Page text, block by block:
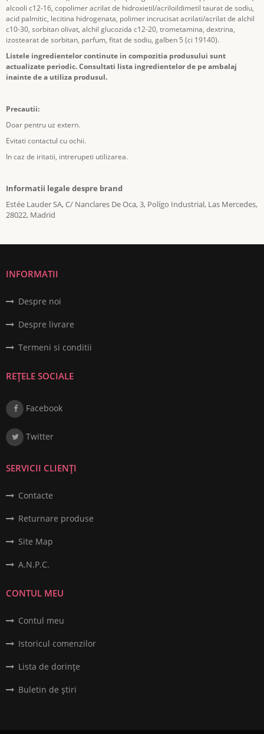
alcooli c12-16, copolimer acrilat de hidroxietil/acriloildimetil taurat de sodiu,
acid palmitic, lecitina hidrogenata, polimer incrucisat acrilati/acrilat de alchil
c10-30, sorbitan olivat, alchil glucozida c12-20, trometamina, dextrina,
izostearat de sorbitan, parfum, fitat de sodiu, galben 5 (ci 19140).
Listele ingredientelor continute in compozitia produsului sunt
actualizate periodic. Consultati lista ingredientelor de pe ambalaj
inainte de a utiliza produsul.
Precautii:
Doar pentru uz extern.
Evitati contactul cu ochii.
In caz de iritatii, intrerupeti utilizarea.
Informatii legale despre brand
Estée Lauder SA, C/ Nanclares De Oca, 3, Polígo Industrial, Las Mercedes,
28022, Madrid
INFORMATII
Despre noi
Despre livrare
Termeni si conditii
REȚELE SOCIALE
Facebook
Twitter
SERVICII CLIENȚI
Contacte
Returnare produse
Site Map
A.N.P.C.
CONTUL MEU
Contul meu
Istoricul comenzilor
Lista de dorințe
Buletin de știri